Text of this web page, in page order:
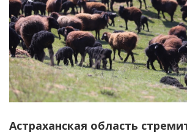
Астраханская область